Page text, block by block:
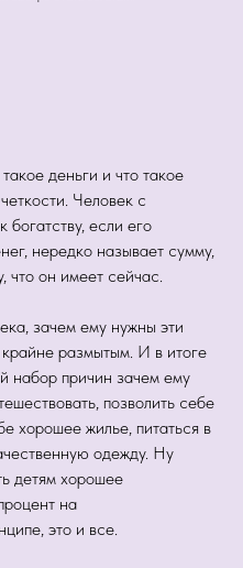
деньги и что такое
Человек с
если его
нередко называет сумму,
что он имеет сейчас.
зачем ему нужны эти
крайне размытым. И в итоге
набор причин зачем ему
позволить себе
хорошее жилье, питаться в
одежду. Ну
детям хорошее
на
это и все.